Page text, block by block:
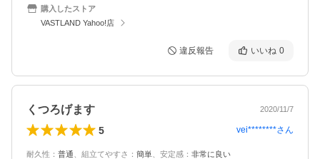
購入したストア
VASTLAND Yahoo!店
違反報告 いいね 0
くつろげます 2020/11/7
5 vei********さん
耐久性 ： 普通 組立てやすさ ： 簡単 安定感 ： 非常に良い